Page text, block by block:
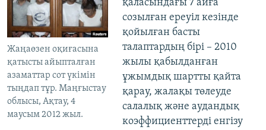
Жаңаөзен оқиғасына
қатысты айыпталған
азаматтар сот үкімін
тыңдап тұр. Маңғыстау
облысы, Ақтау, 4
маусым 2012 жыл.
қаласындағы 7 айға
созылған ереуіл кезінде
қойылған басты
талаптардың бірі – 2010
жылы қабылданған
ұжымдық шартты қайта
қарау, жалақы төлеуде
салалық және аудандық
коэффициенттерді енгізу